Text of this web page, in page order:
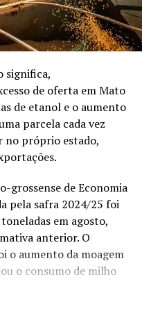
de algodão com alta
25 em cartório é
familiar. O
reserva legal e
jurídica da
e agilidade na
.
artificial e revisão
exige
ou financia terras;
Canal Rural.
vem
onde homens solteiros são
significa,
de oferta em Mato
de etanol e o aumento
parcela cada vez
no próprio estado,
grossense de Economia
pela safra 2024/25 foi
em agosto,
anterior. O
o aumento da moagem
o consumo de milho